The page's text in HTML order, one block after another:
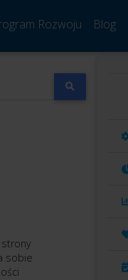
Rozwoju Blog
sobie